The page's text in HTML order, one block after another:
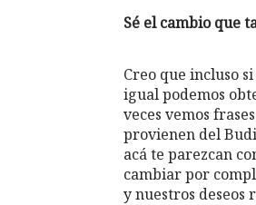
Sé el cambio que
Creo que incluso
igual podemos
veces vemos
provienen del
acá te parezcan
cambiar por
y nuestros deseos